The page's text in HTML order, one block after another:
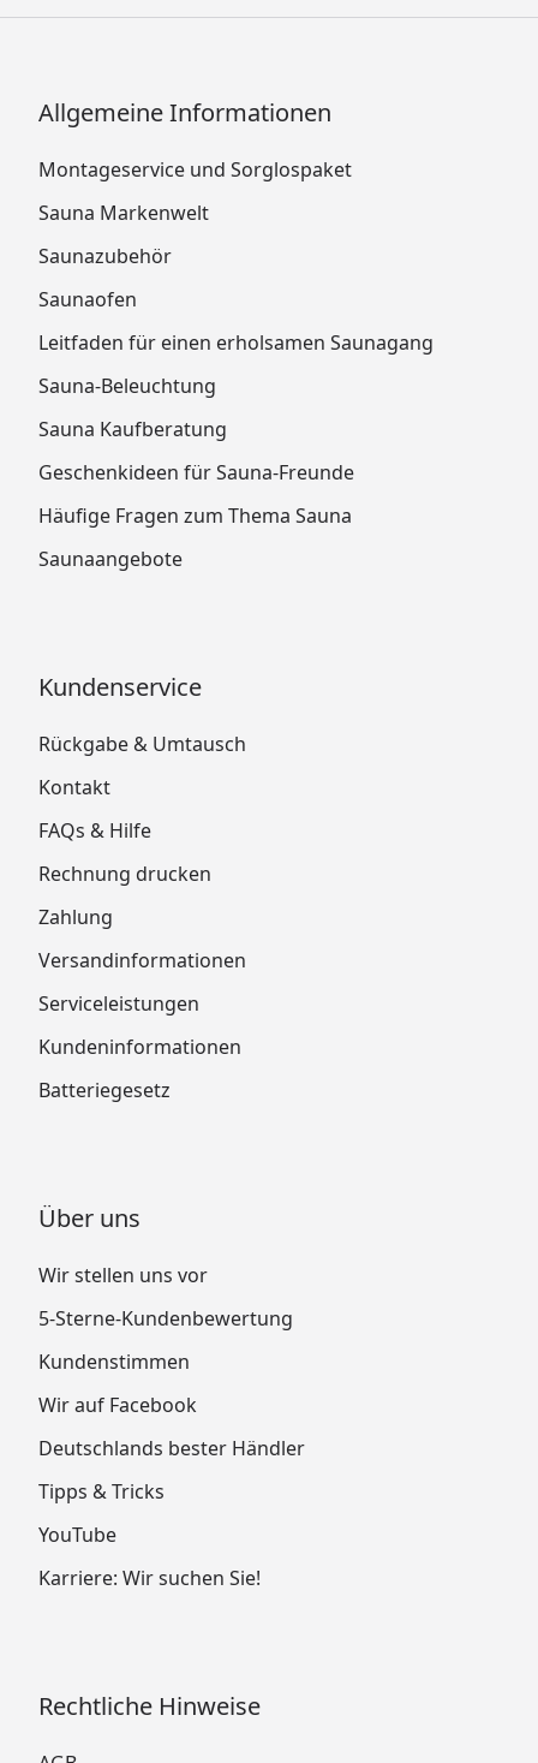
Allgemeine Informationen
Montageservice und Sorglospaket
Sauna Markenwelt
Saunazubehör
Saunaofen
Leitfaden für einen erholsamen Saunagang
Sauna-Beleuchtung
Sauna Kaufberatung
Geschenkideen für Sauna-Freunde
Häufige Fragen zum Thema Sauna
Saunaangebote
Kundenservice
Rückgabe & Umtausch
Kontakt
FAQs & Hilfe
Rechnung drucken
Zahlung
Versandinformationen
Serviceleistungen
Kundeninformationen
Batteriegesetz
Über uns
Wir stellen uns vor
5-Sterne-Kundenbewertung
Kundenstimmen
Wir auf Facebook
Deutschlands bester Händler
Tipps & Tricks
YouTube
Karriere: Wir suchen Sie!
Rechtliche Hinweise